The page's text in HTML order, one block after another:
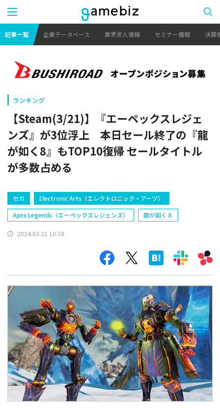
記事一覧 企業データベース 業界求人情報 セミナー情報 決算
ランキング
【Steam(3/21)】『エーペックスレジェ
ンズ』が3位浮上 本日セール終了の『龍
が如く8』もTOP10復帰 セールタイトル
が多数占める
セガ
Electronic Arts（エレクトロニック・アーツ）
Apex Legends（エーペックスレジェンズ）
龍が如く８
2024.03.21 10:58